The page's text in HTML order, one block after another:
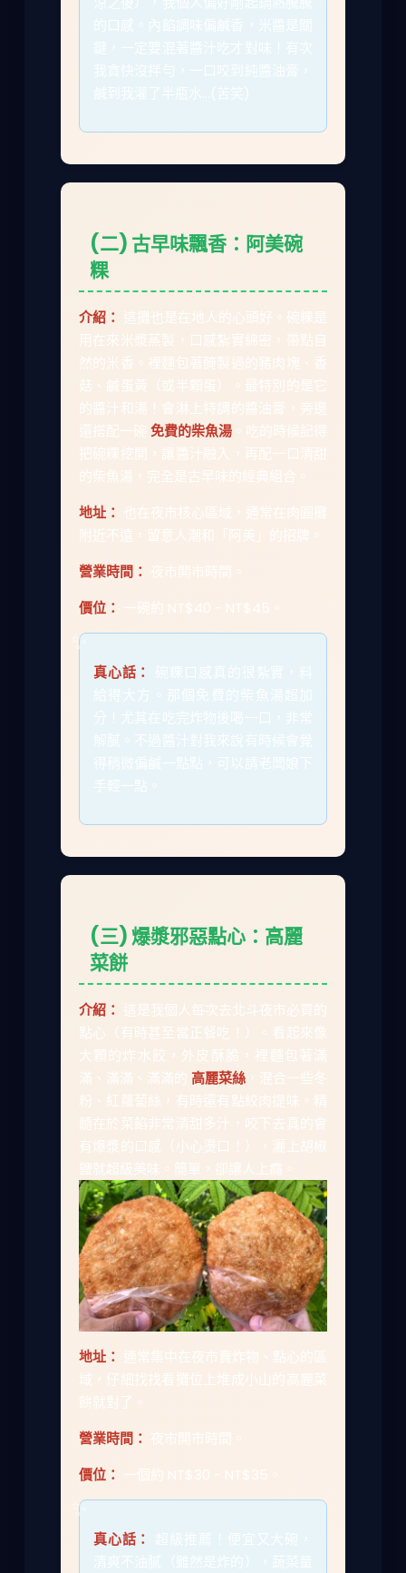
(二) 古早味飄香：阿美碗
粿
介紹： 這攤也是在地人的心頭好。碗粿是
用在來米漿蒸製，口感紮實綿密，帶點自
然的米香。裡麵包著醃製過的豬肉塊、香
菇、鹹蛋黃（或半顆蛋）。最特別的是它
的醬汁和湯！會淋上特調的醬油膏，旁邊
還搭配一碗 免費的柴魚湯 。吃的時候記得
把碗粿挖開，讓醬汁融入，再配一口清甜
的柴魚湯，完全是古早味的經典組合。
地址： 也在夜市核心區域，通常在肉圓攤
附近不遠，留意人潮和「阿美」的招牌。
營業時間： 夜市開市時間。
價位： 一碗約 NT$40 - NT$45。
真心話：
(三) 爆漿邪惡點心：高麗
菜餅
介紹： 這是我個人每次去北斗夜市必買的
點心（有時甚至當正餐吃！）。看起來像
大顆的炸水餃，外皮酥脆，裡麵包著滿
滿、滿滿、滿滿的 高麗菜絲 ，混合一些冬
粉、紅蘿蔔絲，有時還有點絞肉提味。精
髓在於菜餡非常清甜多汁，咬下去真的會
有爆漿的口感（小心燙口！），灑上胡椒
鹽就超級美味。簡單，卻讓人上癮。
地址： 通常集中在夜市賣炸物、點心的區
域，仔細找找看攤位上堆成小山的高麗菜
餅就對了。
營業時間： 夜市開市時間。
價位： 一個約 NT$30 - NT$35。
真心話：